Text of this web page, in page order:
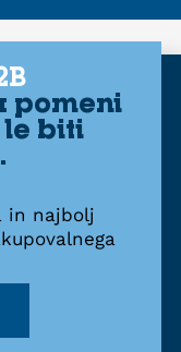
pomeni
le biti
in najbolj